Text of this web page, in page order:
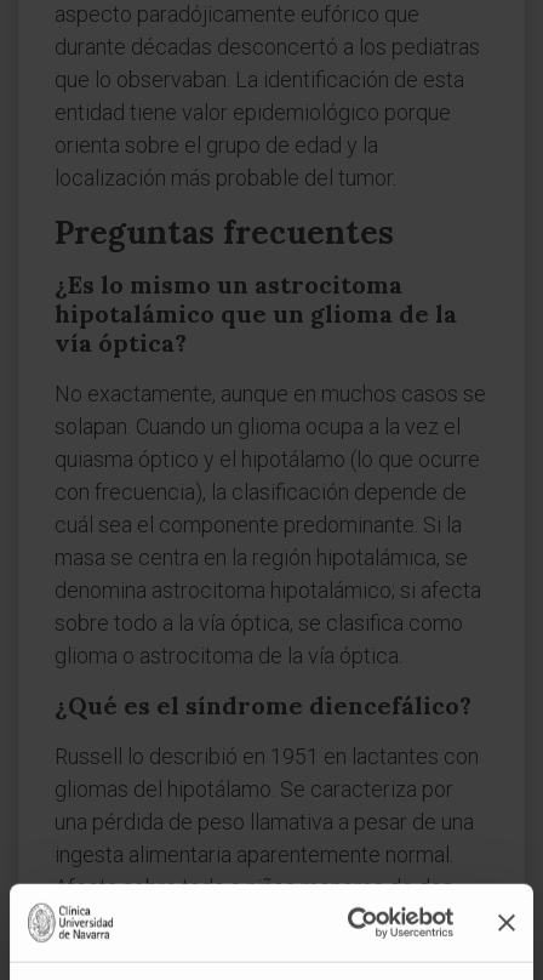
aspecto paradójicamente eufórico que
durante décadas desconcertó a los pediatras
que lo observaban. La identificación de esta
entidad tiene valor epidemiológico porque
orienta sobre el grupo de edad y la
localización más probable del tumor.
Preguntas frecuentes
¿Es lo mismo un astrocitoma
hipotalámico que un glioma de la
vía óptica?
No exactamente, aunque en muchos casos se
solapan. Cuando un glioma ocupa a la vez el
quiasma óptico y el hipotálamo (lo que ocurre
con frecuencia), la clasificación depende de
cuál sea el componente predominante. Si la
masa se centra en la región hipotalámica, se
denomina astrocitoma hipotalámico; si afecta
sobre todo a la vía óptica, se clasifica como
glioma o astrocitoma de la vía óptica.
¿Qué es el síndrome diencefálico?
Russell lo describió en 1951 en lactantes con
gliomas del hipotálamo. Se caracteriza por
una pérdida de peso llamativa a pesar de una
ingesta alimentaria aparentemente normal.
Afecta sobre todo a niños menores de dos
años y se ha relacionado con la alteración de